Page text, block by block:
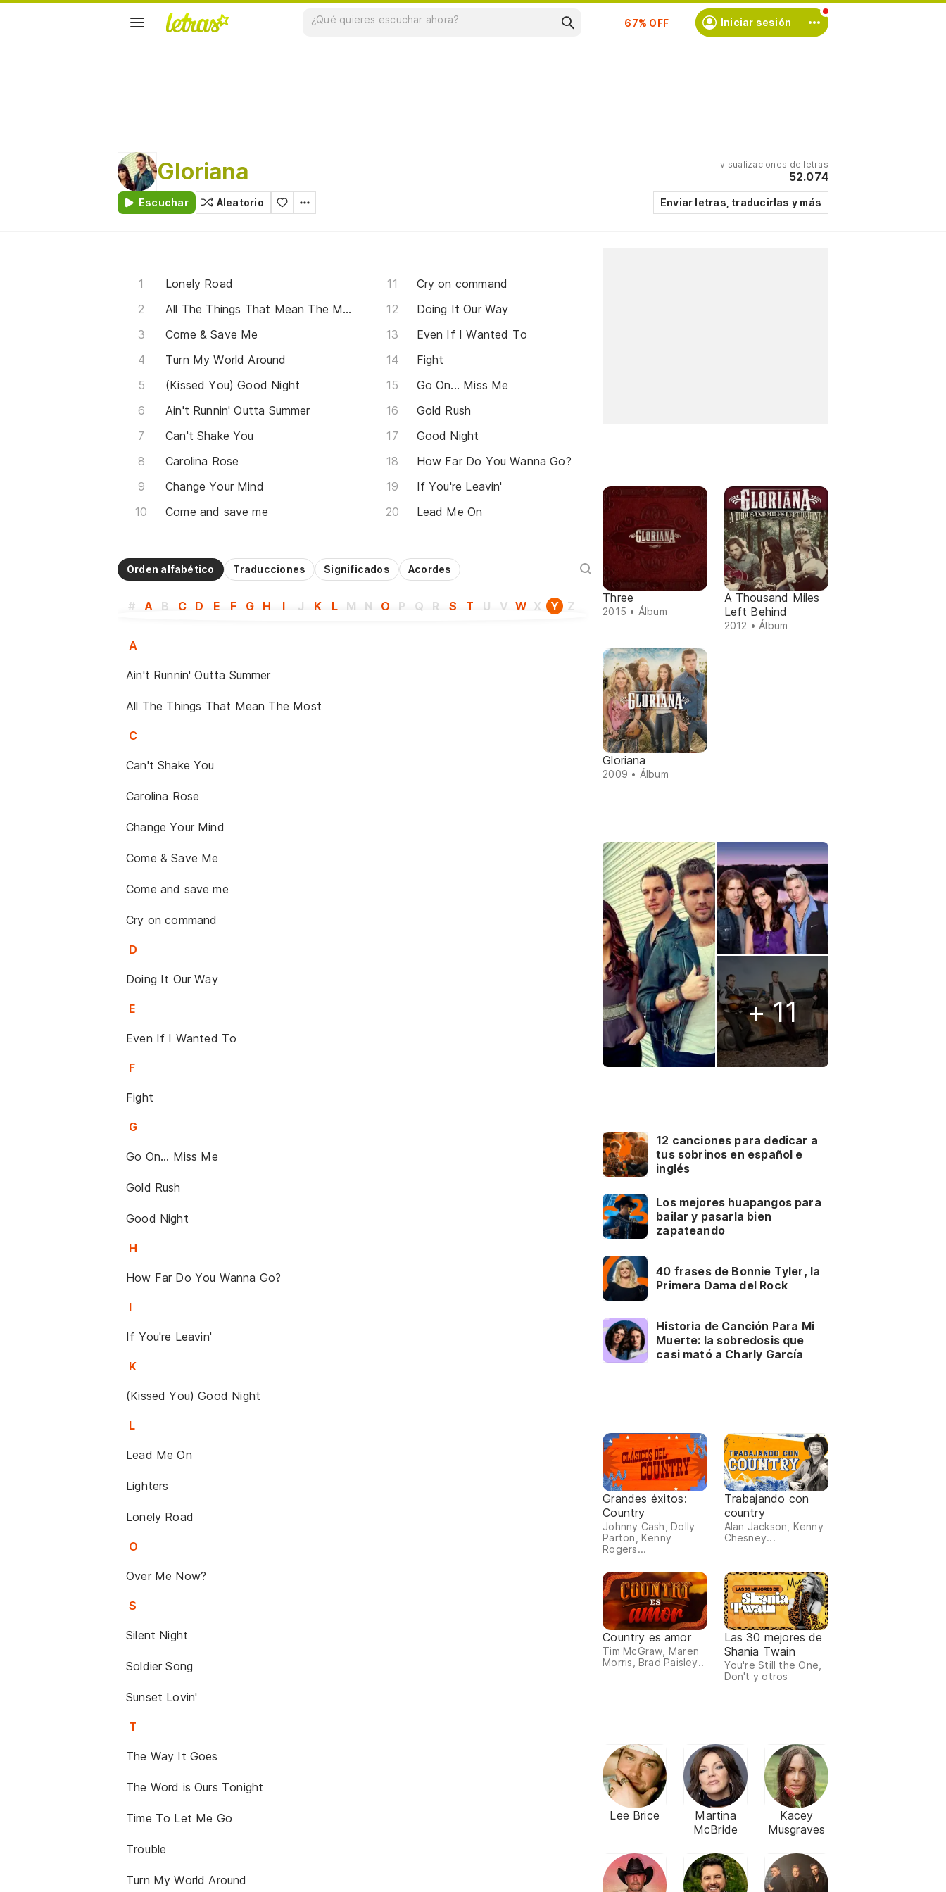
Suscríbete Iniciar sesión
Gloriana
Escuchar Aleatorio
visualizaciones de letras
52.074
Enviar letras, traducirlas y más
Lonely Road
All The Things That Mean The Most
Come & Save Me
Turn My World Around
(Kissed You) Good Night
Ain't Runnin' Outta Summer
Can't Shake You
Carolina Rose
Change Your Mind
Come and save me
Cry on command
Doing It Our Way
Even If I Wanted To
Fight
Go On... Miss Me
Gold Rush
Good Night
How Far Do You Wanna Go?
If You're Leavin'
Lead Me On
Orden alfabético Traducciones Significados Acordes
# A B C D E F G H I J K L M N O P Q R S T U V W X Y Z
A
Ain't Runnin' Outta Summer
All The Things That Mean The Most
C
Can't Shake You
Carolina Rose
Change Your Mind
Come & Save Me
Come and save me
Cry on command
D
Doing It Our Way
E
Even If I Wanted To
F
Fight
G
Go On... Miss Me
Gold Rush
Good Night
H
How Far Do You Wanna Go?
I
If You're Leavin'
K
(Kissed You) Good Night
L
Lead Me On
Lighters
Lonely Road
O
Over Me Now?
S
Silent Night
Soldier Song
Sunset Lovin'
T
The Way It Goes
The Word is Ours Tonight
Time To Let Me Go
Trouble
Turn My World Around
Three
2015 • Álbum
A Thousand Miles
Left Behind
2012 • Álbum
Gloriana
2009 • Álbum
+ 11
12 canciones para dedicar a
tus sobrinos en español e
inglés
Los mejores huapangos para
bailar y pasarla bien
zapateando
40 frases de Bonnie Tyler, la
Primera Dama del Rock
Historia de Canción Para Mi
Muerte: la sobredosis que
casi mató a Charly García
Grandes éxitos:
Country
Johnny Cash, Dolly
Parton, Kenny
Rogers...
Trabajando con
country
Alan Jackson, Kenny
Chesney...
Country es amor
Tim McGraw, Maren
Morris, Brad Paisley..
Las 30 mejores de
Shania Twain
You're Still the One,
Don't y otros
Lee Brice
Martina
McBride
Kacey
Musgraves